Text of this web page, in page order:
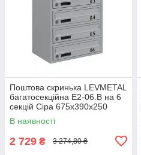
Поштова скринька LEVMETAL
багатосекційна Е2-06.B на 6
секцій Сіра 675x390x250
В наявності
2 729 ₴ 3 274,80 ₴